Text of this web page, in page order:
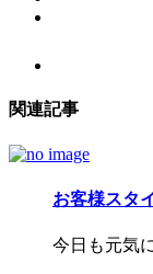
関連記事
お客様スタ
今日も元気